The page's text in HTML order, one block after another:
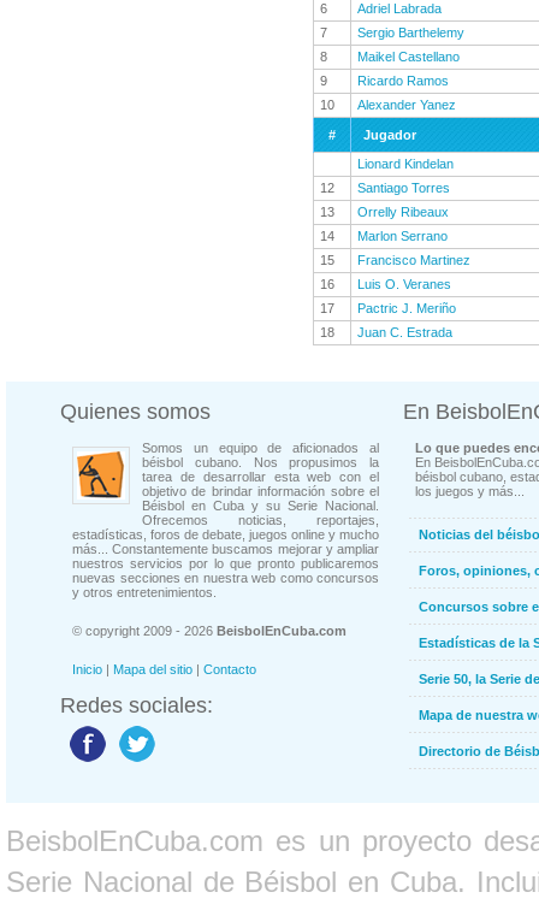
6
Adriel Labrada
7
Sergio Barthelemy
8
Maikel Castellano
9
Ricardo Ramos
10
Alexander Yanez
#
Jugador
Lionard Kindelan
12
Santiago Torres
13
Orrelly Ribeaux
14
Marlon Serrano
15
Francisco Martinez
16
Luis O. Veranes
17
Pactric J. Meriño
18
Juan C. Estrada
Quienes somos
Somos un equipo de aficionados al
béisbol cubano. Nos propusimos la
tarea de desarrollar esta web con el
objetivo de brindar información sobre el
Béisbol en Cuba y su Serie Nacional.
Ofrecemos noticias, reportajes,
estadísticas, foros de debate, juegos online y mucho
más... Constantemente buscamos mejorar y ampliar
nuestros servicios por lo que pronto publicaremos
nuevas secciones en nuestra web como concursos
y otros entretenimientos.
© copyright 2009 - 2026 BeisbolEnCuba.com
Inicio | Mapa del sitio | Contacto
Redes sociales:
En
Lo que puedes
En
béisbol cubano,
los juegos y más...
Noticias del
Foros, opiniones,
Concursos sobre
Estadísticas de la
Serie 50, la Serie
Mapa de nuestra
Directorio de
BeisbolEnCuba.com es un proyecto
Serie Nacional de Béisbol en Cuba.